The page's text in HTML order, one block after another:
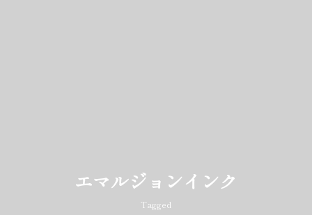
エマルジョンインク
Tagged